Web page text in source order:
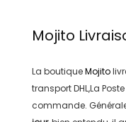
Mojito
La boutiqueMojito
transportDHL,La Poste
commande.